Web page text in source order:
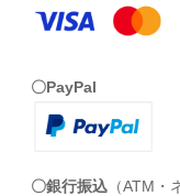
〇PayPal
〇銀行振込 （ATM・